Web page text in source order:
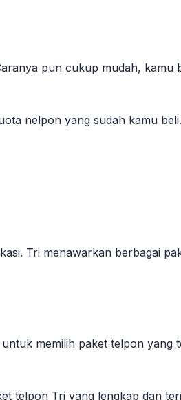
pun cukup mudah, kamu
nelpon yang sudah kamu beli.
Tri menawarkan berbagai
memilih paket telpon yang
telpon Tri yang lengkap dan